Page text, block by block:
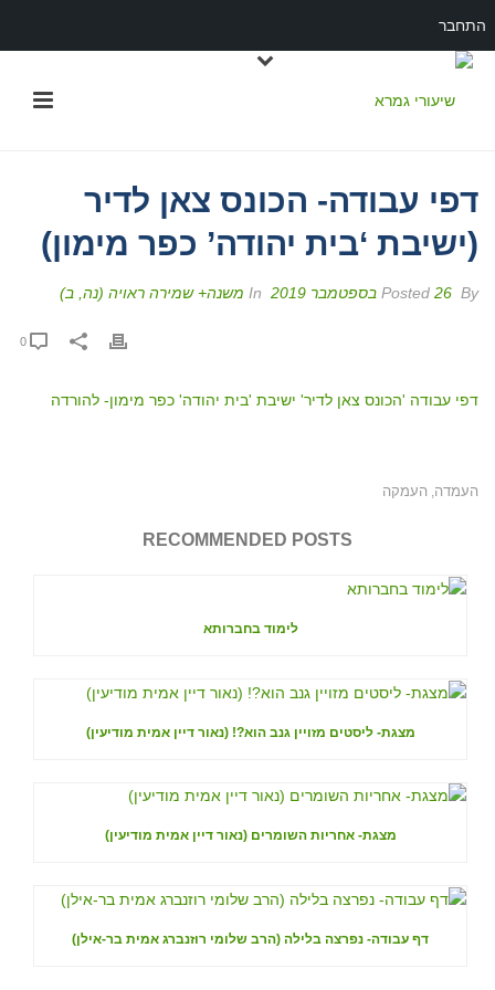
התחבר
דפי עבודה- הכונס צאן לדיר
(ישיבת ‘בית יהודה’ כפר מימון)
By 26 בספטמבר 2019 משנה+ שמירה ראויה (נה, ב)
דפי עבודה 'הכונס צאן לדיר' ישיבת 'בית יהודה' כפר מימון- להורדה
העמדה, העמקה
RECOMMENDED POSTS
לימוד בחברותא
מצגת- ליסטים מזויין גנב הוא?! (נאור דיין אמית מודיעין)
מצגת- אחריות השומרים (נאור דיין אמית מודיעין)
דף עבודה- נפרצה בלילה (הרב שלומי רוזנברג אמית בר-אילן)